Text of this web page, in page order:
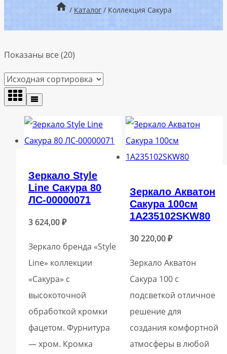
/ Каталог / Коллекция Сакура
Показаны все (20)
Зеркало Style
Line Сакура 80
ЛС-00000071
3 624,00₽
Зеркало бренда «Style
Line» коллекции
«Сакура» с
высокоточной
обработкой кромки
фацетом. Фурнитура
— хром. Кромка
Зеркало Акватон
Сакура 100см
1A235102SKW80
30 220,00₽
Зеркало Акватон
Сакура 100 с
подсветкой отличное
решение для
создания комфортной
атмосферы в любой